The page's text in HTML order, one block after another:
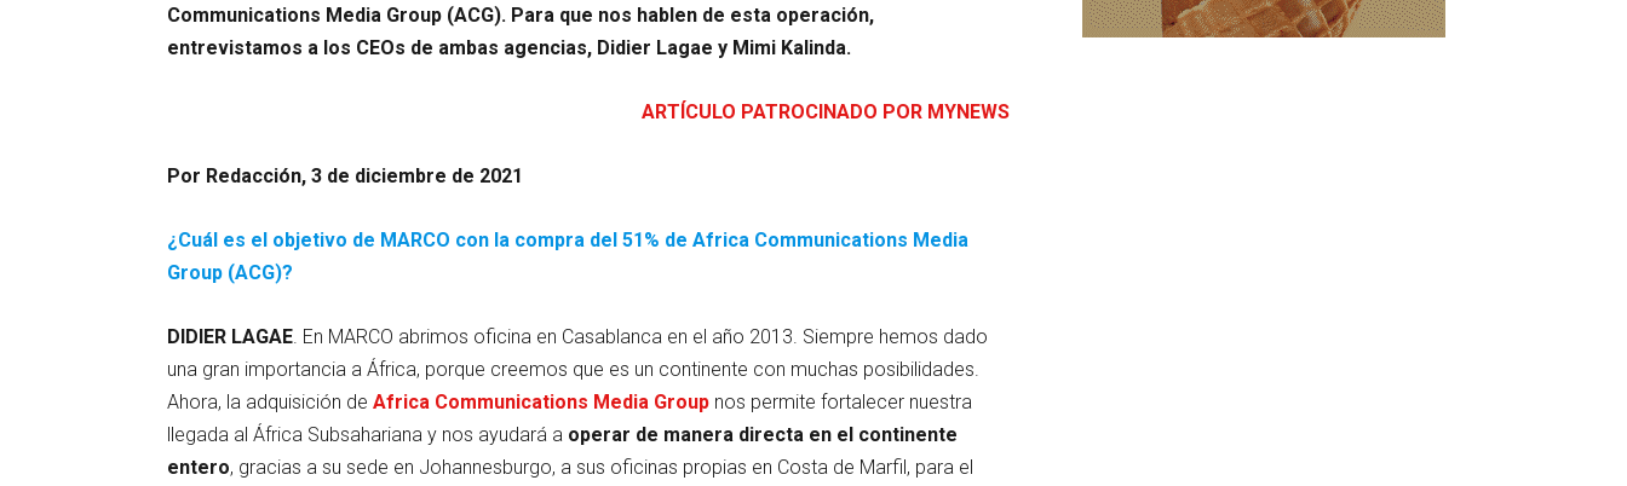
Communications Media Group (ACG). Para que nos hablen de esta operación,
entrevistamos a los CEOs de ambas agencias, Didier Lagae y Mimi Kalinda.
ARTÍCULO PATROCINADO POR MYNEWS
Por Redacción, 3 de diciembre de 2021
¿Cuál es el objetivo de MARCO con la compra del 51% de Africa Communications Media
Group (ACG)?
DIDIER LAGAE . En MARCO abrimos oficina en Casablanca en el año 2013. Siempre hemos dado
una gran importancia a África, porque creemos que es un continente con muchas posibilidades.
Ahora, la adquisición de Africa Communications Media Group nos permite fortalecer nuestra
llegada al África Subsahariana y nos ayudará a operar de manera directa en el continente
entero, gracias a su sede en Johannesburgo, a sus oficinas propias en Costa de Marfil, para el